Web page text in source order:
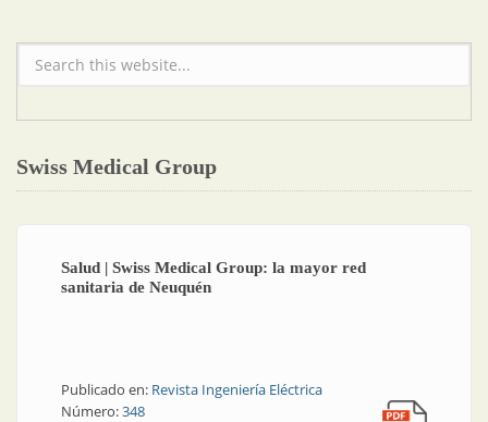
Formulario de búsqueda
Swiss Medical Group
Salud | Swiss Medical Group: la mayor red
sanitaria de Neuquén
Publicado en: Revista Ingeniería Eléctrica
Número:348